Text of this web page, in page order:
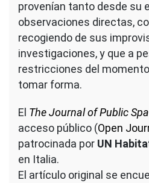
provenían tanto desde su
observaciones directas,
recogiendo de sus
investigaciones, y que a
restricciones del
tomar forma.
El The Journal of Public
acceso público (Open
patrocinada por UN
en Italia.
El artículo original se